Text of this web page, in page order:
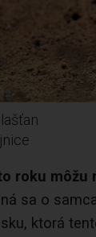
roku môžu
sa o
ktorá